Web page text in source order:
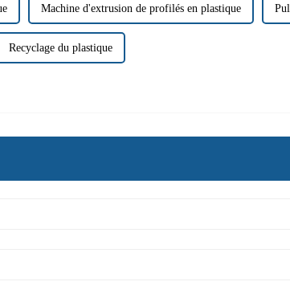
Machine d'extrusion de profilés en plastique
Recyclage du plastique